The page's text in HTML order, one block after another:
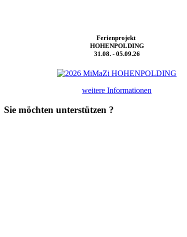
Ferienprojekt
HOHENPOLDING
31.08. - 05.09.26
weitere Informationen
Sie möchten unterstützen ?